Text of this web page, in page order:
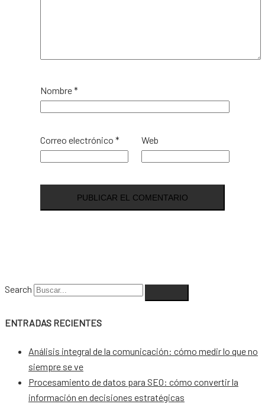
Nombre*
Correo electrónico * Web
Search
ENTRADAS RECIENTES
Análisis integral de la comunicación: cómo medir lo que no
siempre se ve
Procesamiento de datos para SEO: cómo convertir la
información en decisiones estratégicas